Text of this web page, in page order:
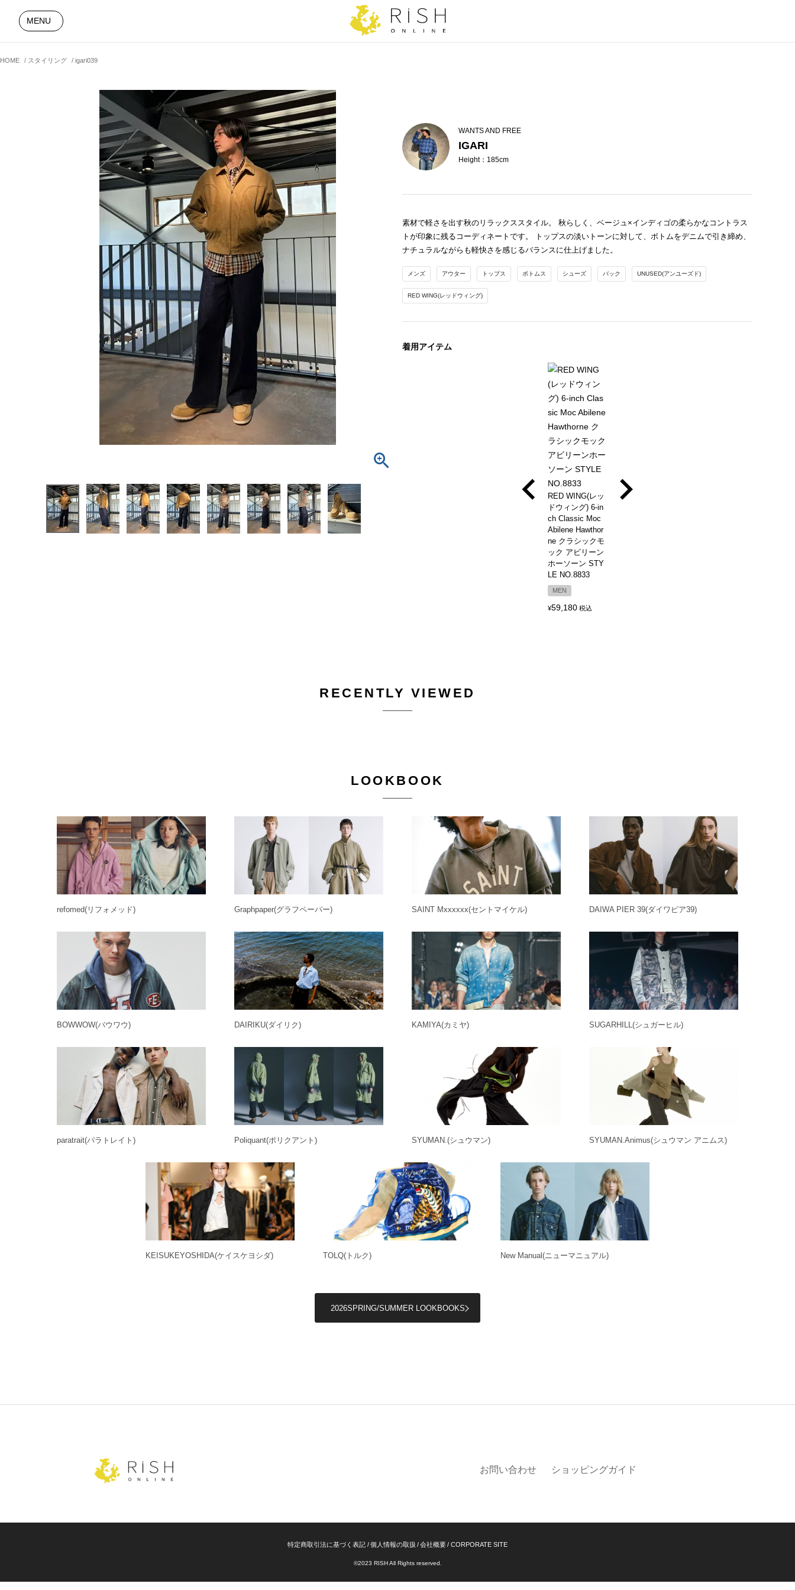
MENU
HOME スタイリング igari039
WANTS AND FREE
IGARI
Height：185cm
素材で軽さを出す秋のリラックススタイル。 秋らしく、ベージュ×インディゴの柔らかなコントラス
トが印象に残るコーディネートです。 トップスの淡いトーンに対して、ボトムをデニムで引き締め、
ナチュラルながらも軽快さを感じるバランスに仕上げました。
メンズ アウター トップス ボトムス シューズ バック UNUSED(アンユーズド)
RED WING(レッドウィング)
着用アイテム
RED WING(レッ
ドウィング) 6-in
ch Classic Moc
Abilene Hawthor
ne クラシックモ
ック アビリーン
ホーソーン STY
LE NO.8833
MEN
¥59,180 税込
RECENTLY VIEWED
LOOKBOOK
refomed(リフォメッド) Graphpaper(グラフペーパー) SAINT Mxxxxxx(セントマイケル) DAIWA PIER 39(ダイワピア39)
BOWWOW(バウワウ) DAIRIKU(ダイリク) KAMIYA(カミヤ) SUGARHILL (シュガーヒル)
paratrait(パラトレイト) Poliquant(ポリクアント) SYUMAN. (シュウマン) SYUMAN.Animus(シュウマン アニムス)
KEISUKEYOSHIDA(ケイスケヨシダ) TOLQ(トルク) New Manual(ニューマニュアル)
2026SPRING/SUMMER LOOKBOOKS
お問い合わせ ショッピングガイド
特定商取引法に基づく表記 個人情報の取扱 会社概要 CORPORATE SITE
©2023 RISH All Rights reserved.